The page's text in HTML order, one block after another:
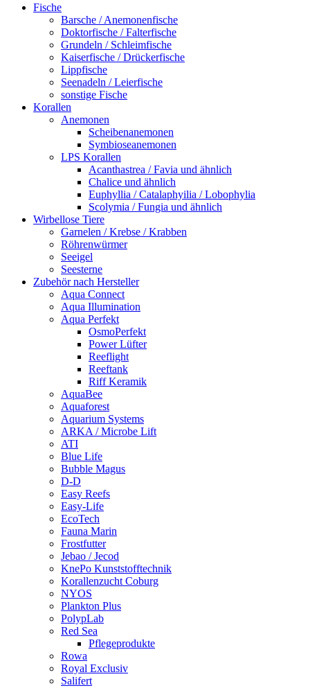
Fische
Barsche / Anemonenfische
Doktorfische / Falterfische
Grundeln / Schleimfische
Kaiserfische / Drückerfische
Lippfische
Seenadeln / Leierfische
sonstige Fische
Korallen
Anemonen
Scheibenanemonen
Symbioseanemonen
LPS Korallen
Acanthastrea / Favia und ähnlich
Chalice und ähnlich
Euphyllia / Catalaphyilia / Lobophylia
Scolymia / Fungia und ähnlich
Wirbellose Tiere
Garnelen / Krebse / Krabben
Röhrenwürmer
Seeigel
Seesterne
Zubehör nach Hersteller
Aqua Connect
Aqua Illumination
Aqua Perfekt
OsmoPerfekt
Power Lüfter
Reeflight
Reeftank
Riff Keramik
AquaBee
Aquaforest
Aquarium Systems
ARKA / Microbe Lift
ATI
Blue Life
Bubble Magus
D-D
Easy Reefs
Easy-Life
EcoTech
Fauna Marin
Frostfutter
Jebao / Jecod
KnePo Kunststofftechnik
Korallenzucht Coburg
NYOS
Plankton Plus
PolypLab
Red Sea
Pflegeprodukte
Rowa
Royal Exclusiv
Salifert